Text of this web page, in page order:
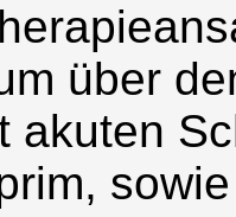
über
akuten